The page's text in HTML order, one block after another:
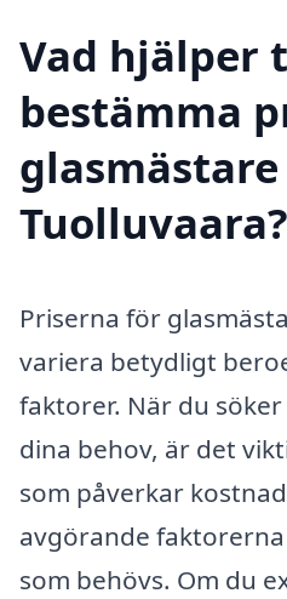
Vad hjälper
bestämma
glasmästare
Tuolluvaara?
Priserna för
variera betydligt
faktorer. När du
dina behov, är det
som påverkar
avgörande
som behövs. Om du